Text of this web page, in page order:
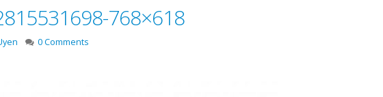
768×618
0 Comments